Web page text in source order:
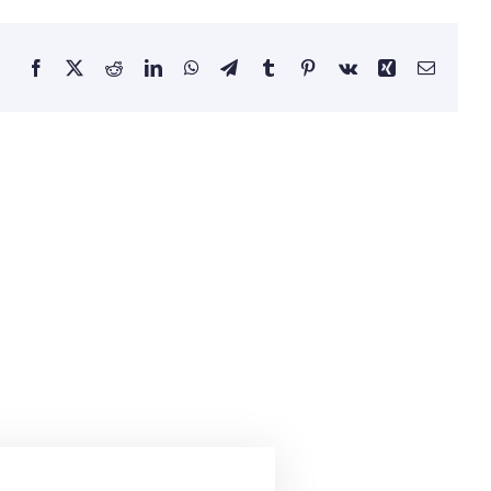
Facebook RedditLinkedInWhatsApp
TelegramTumblrPinterestVk Xing Email